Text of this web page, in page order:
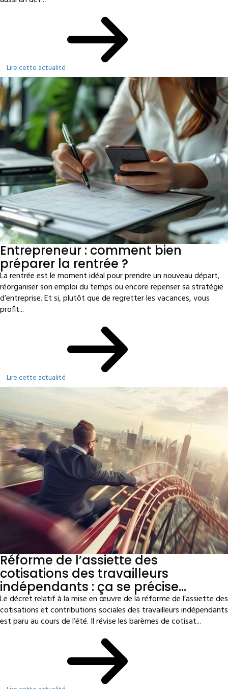
Lire cette actualité
Entrepreneur : comment bien
préparer la rentrée ?
La rentrée est le moment idéal pour prendre un nouveau départ,
réorganiser son emploi du temps ou encore repenser sa stratégie
d’entreprise. Et si, plutôt que de regretter les vacances, vous
profit...
Lire cette actualité
Réforme de l’assiette des
cotisations des travailleurs
indépendants : ça se précise…
Le décret relatif à la mise en œuvre de la réforme de l’assiette des
cotisations et contributions sociales des travailleurs indépendants
est paru au cours de l’été. Il révise les barèmes de cotisat...